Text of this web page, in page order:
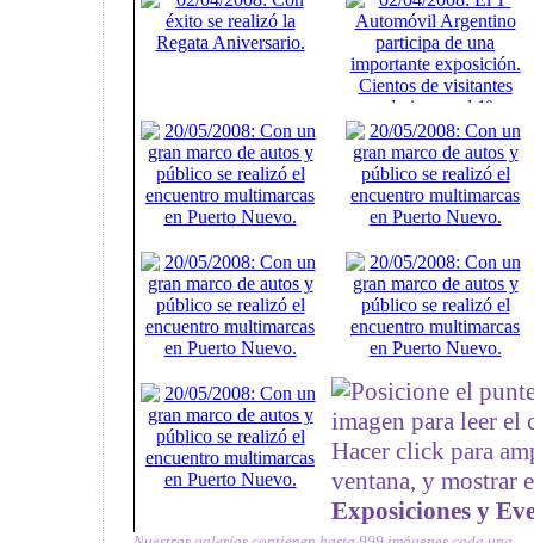
Posicione el
imagen para leer el
Hacer click para
ventana, y mostrar
Exposiciones y